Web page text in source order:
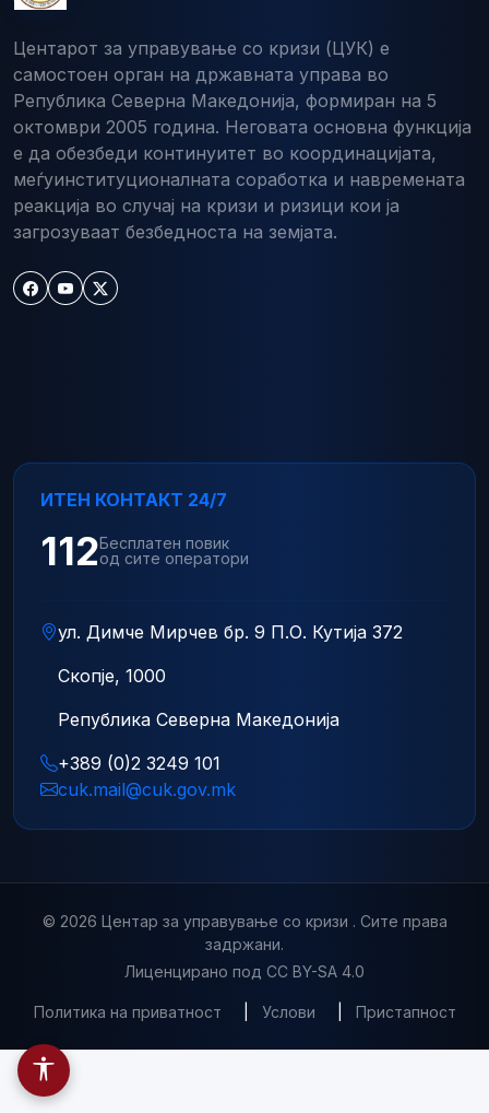
Центарот за управување со кризи (ЦУК) е
самостоен орган на државната управа во
Република Северна Македонија, формиран на 5
октомври 2005 година. Неговата основна функција
е да обезбеди континуитет во координацијата,
меѓуинституционалната соработка и навремената
реакција во случај на кризи и ризици кои ја
загрозуваат безбедноста на земјата.
ИТЕН КОНТАКТ 24/7
112Бесплатен повик
од сите оператори
ул. Димче Мирчев бр. 9 П.О. Кутија 372
Скопје, 1000
Република Северна Македонија
+389 (0)2 3249 101
cuk.mail@cuk.gov.mk
© 2026 Центар за управување со кризи . Сите права
задржани.
Лиценцирано под CC BY-SA 4.0
Политика на приватност Услови Пристапност